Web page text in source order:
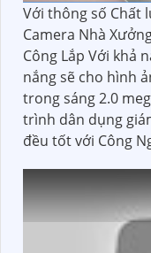
Với thông số Chất
Camera Nhà
Công Lắp Với khả
nắng sẽ cho hình
trong sáng 2.0
trình dân dụng
đều tốt với Công